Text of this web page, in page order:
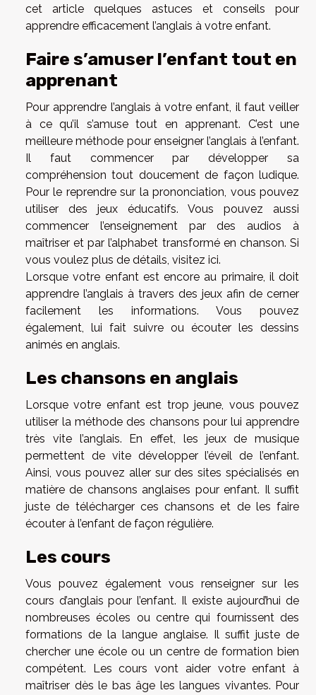
cet article quelques astuces et conseils pour
apprendre efficacement l’anglais à votre enfant.
Faire s’amuser l’enfant tout en
apprenant
Pour apprendre l’anglais à votre enfant, il faut veiller
à ce qu’il s’amuse tout en apprenant. C’est une
meilleure méthode pour enseigner l’anglais à l’enfant.
Il faut commencer par développer sa
compréhension tout doucement de façon ludique.
Pour le reprendre sur la prononciation, vous pouvez
utiliser des jeux éducatifs. Vous pouvez aussi
commencer l’enseignement par des audios à
maîtriser et par l’alphabet transformé en chanson. Si
vous voulez plus de détails, visitez ici.
Lorsque votre enfant est encore au primaire, il doit
apprendre l’anglais à travers des jeux afin de cerner
facilement les informations. Vous pouvez
également, lui fait suivre ou écouter les dessins
animés en anglais.
Les chansons en anglais
Lorsque votre enfant est trop jeune, vous pouvez
utiliser la méthode des chansons pour lui apprendre
très vite l’anglais. En effet, les jeux de musique
permettent de vite développer l’éveil de l’enfant.
Ainsi, vous pouvez aller sur des sites spécialisés en
matière de chansons anglaises pour enfant. Il suffit
juste de télécharger ces chansons et de les faire
écouter à l’enfant de façon régulière.
Les cours
Vous pouvez également vous renseigner sur les
cours d’anglais pour l’enfant. Il existe aujourd’hui de
nombreuses écoles ou centre qui fournissent des
formations de la langue anglaise. Il suffit juste de
chercher une école ou un centre de formation bien
compétent. Les cours vont aider votre enfant à
maîtriser dès le bas âge les langues vivantes. Pour